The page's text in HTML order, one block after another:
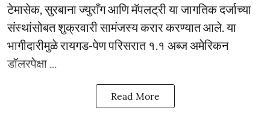
टेमासेक, सुरबाना ज्युराँग आणि मॅपलट्री या जागतिक दर्जाच्या
संस्थांसोबत शुक्रवारी सामंजस्य करार करण्यात आले. या
भागीदारीमुळे रायगड-पेण परिसरात १.१ अब्ज अमेरिकन
डॉलरपेक्षा ...
Read More